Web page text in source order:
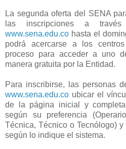
La segunda oferta del SENA
las inscripciones a
www.sena.edu.co hasta el
podrá acercarse a los
proceso para acceder a uno
manera gratuita por la Entidad.
Para inscribirse, las personas
www.sena.edu.co ubicar el
de la página inicial y
según su preferencia
Técnica, Técnico o Tecnólogo)
según lo indique el sistema.